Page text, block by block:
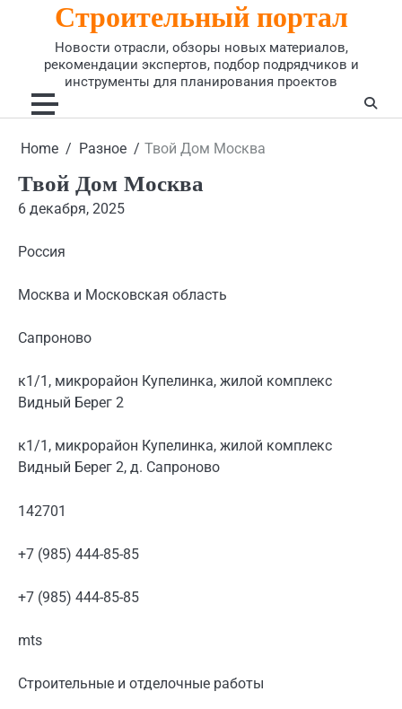
Строительный портал
Новости отрасли, обзоры новых материалов,
рекомендации экспертов, подбор подрядчиков и
инструменты для планирования проектов
Home Разное Твой Дом Москва
Твой Дом Москва
6 декабря, 2025
Россия
Москва и Московская область
Сапроново
к1/1, микрорайон Купелинка, жилой комплекс
Видный Берег 2
к1/1, микрорайон Купелинка, жилой комплекс
Видный Берег 2, д. Сапроново
142701
+7 (985) 444-85-85
+7 (985) 444-85-85
mts
Строительные и отделочные работы